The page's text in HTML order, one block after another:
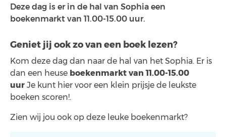
Deze dag is er in de hal van Sophia een
boekenmarkt van 11.00-15.00 uur.
Geniet jij ook zo van een boek lezen?
Kom deze dag dan naar de hal van het Sophia. Er is
dan een heuse boekenmarkt van 11.00-15.00
uur Je kunt hier voor een klein prijsje de leukste
boeken scoren!.
Zien wij jou ook op deze leuke boekenmarkt?